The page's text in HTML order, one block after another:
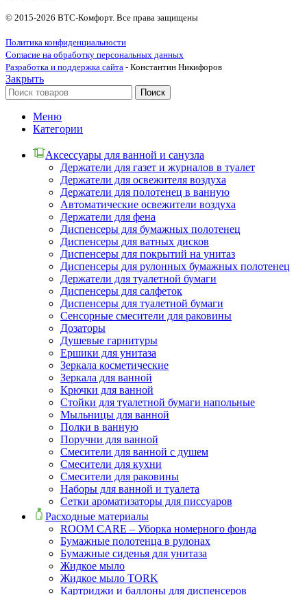
© 2015-2026 ВТС-Комфорт. Все права защищены
Политика конфиденциальности
Согласие на обработку персональных данных
Разработка и поддержка сайта - Константин Никифоров
Закрыть
Поиск
Меню
Категории
Аксессуары для ванной и санузла
Держатели для газет и журналов в туалет
Держатели для освежителя воздуха
Держатели для полотенец в ванную
Автоматические освежители воздуха
Держатели для фена
Диспенсеры для бумажных полотенец
Диспенсеры для ватных дисков
Диспенсеры для покрытий на унитаз
Диспенсеры для рулонных бумажных полотенец
Держатели для туалетной бумаги
Диспенсеры для салфеток
Диспенсеры для туалетной бумаги
Сенсорные смесители для раковины
Дозаторы
Душевые гарнитуры
Ершики для унитаза
Зеркала косметические
Зеркала для ванной
Крючки для ванной
Стойки для туалетной бумаги напольные
Мыльницы для ванной
Полки в ванную
Поручни для ванной
Смесители для ванной с душем
Смесители для кухни
Смесители для раковины
Наборы для ванной и туалета
Сетки ароматизаторы для писсуаров
Расходные материалы
ROOM CARE – Уборка номерного фонда
Бумажные полотенца в рулонах
Бумажные сиденья для унитаза
Жидкое мыло
Жидкое мыло TORK
Картриджи и баллоны для диспенсеров